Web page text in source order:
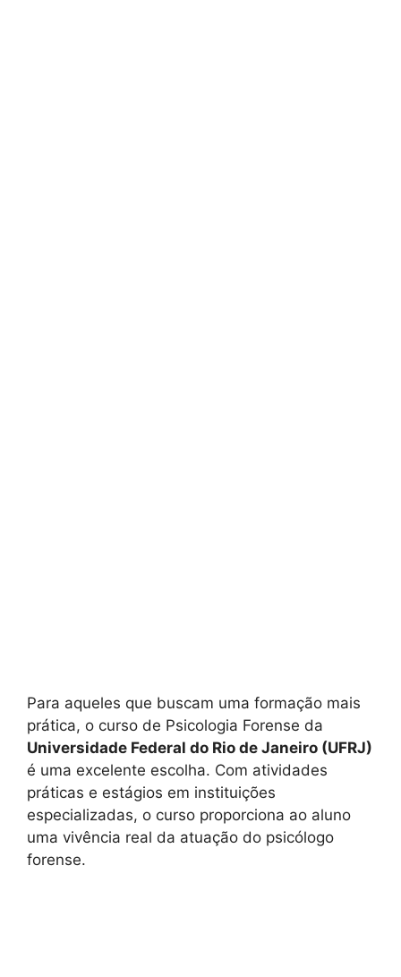
Para aqueles que buscam uma formação mais
prática, o curso de Psicologia Forense da
Universidade Federal do Rio de Janeiro (UFRJ)
é uma excelente escolha. Com atividades
práticas e estágios em instituições
especializadas, o curso proporciona ao aluno
uma vivência real da atuação do psicólogo
forense.